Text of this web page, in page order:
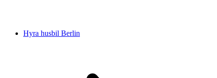
Hyra husbil Berlin